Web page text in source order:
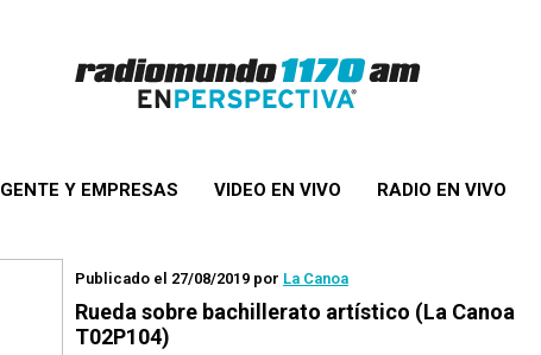
GENTE Y EMPRESAS VIDEO EN VIVO RADIO EN VIVO
Publicado el 27/08/2019 por La Canoa
Rueda sobre bachillerato artístico (La Canoa
T02P104)